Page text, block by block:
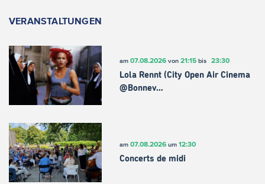
VERANSTALTUNGEN
am 07.08.2026von 21:15bis 23:30
Lola Rennt (City Open Air Cinema
@Bonnev…
am 07.08.2026um 12:30
Concerts de midi